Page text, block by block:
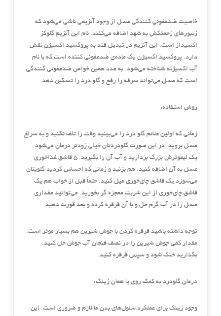
خاصیت ضدعفونی کنندگی عسل از وجود آنزیمی ناشی می‌شود که
زنبورهای زحمتکش به شهد اضافه می‌کنند. نام این آنزیم گلوکز
اکسیداز است. این آنزیم در تبدیل قند به پروکسید اکسیژن نقش
دارد. پروکسید اکسیژن یک ماده‌ی ضدعفونی کننده است که با نام
آب اکسیژنه شناخته می‌شود. به مدد همین خواص ضدعفونی کنندگی
است که عسل می‌تواند سرفه را رفع و گلو درد را تسکین دهد.
روش استفاده:
زمانی که اولین علائم گلو درد را می‌بینید وقت را تلف نکنید و به سراغ
عسل بروید. در این صورت گلودردتان خیلی زودتر درمان می‌شود.
یک لیموترش بزرگ بردارید و آب آن را بگیرید. 5 قاشق غذاخوری
عسل به آن اضافه کنید. هم بزنید و زمانی که احساس کردید گلویتان
می‌سوزد یک قاشق چای‌خوری میل کنید. حتماً قبل از خواب هم یک
قاشق چای‌خوری از این شربت معجزه گر بخورید. می‌توانید مقداری
عسل را در آب گرم حل و با آن قرقره کرده و بعد قورت دهید.
توجه داشته باشید قرقره کردن با جوش شیرین هم بسیار موثر است.
مقدار کمی جوش شیرین را در نصف فنجان آب جوش حل کنید.
بگذارید خنک شود و سپس قرقره کنید.
درمان گلودرد به کمک روی یا همان زینک:
وجود زینک برای عملکرد سلول‌های بدن ما لازم و ضروری است. این